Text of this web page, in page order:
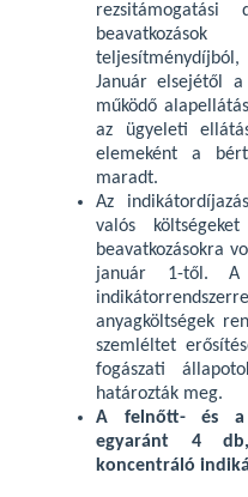
Január elsejétől
működő
az ügyeleti
elemeként a
maradt.
Az
valós
beavatkozásokra
január 1-től. A
anyagköltségek
szemléltet
fogászati
határozták meg.
A felnőtt- és a
egyaránt 4
koncentráló